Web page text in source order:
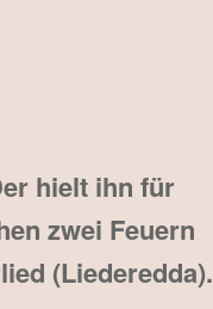
hielt ihn für
zwei Feuern
(Liederedda).